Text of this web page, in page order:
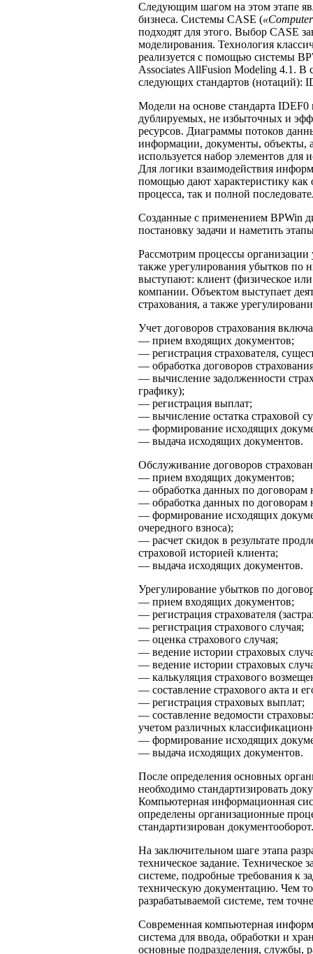
Следующим шагом на этом этапе
бизнеса. Системы CASE (
подходят для этого. Выбор CASE
моделирования. Технология
реализуется с помощью системы
Associates AllFusion Modeling 4.1. В
следующих стандартов (нотаций):
Модели на основе стандарта
дублируемых, не избыточных и
ресурсов. Диаграммы потоков
информации, документы, объекты,
используется набор элементов
Для логики взаимодействия
помощью дают характеристику как
процесса, так и полной
Созданные с применением BPWin
постановку задачи и наметить
Рассмотрим процессы организации
также урегулирования убытков по
выступают: клиент (физическое
компании. Объектом выступает
страхования, а также
Учет договоров страхования
— прием входящих документов;
— регистрация страхователя,
— обработка договоров
— вычисление задолженности
графику);
— регистрация выплат;
— вычисление остатка страховой
— формирование исходящих
— выдача исходящих документов.
Обслуживание договоров
— прием входящих документов;
— обработка данных по договорам
— обработка данных по договорам
— формирование исходящих
очередного взноса);
— расчет скидок в результате
страховой историей клиента;
— выдача исходящих документов.
Урегулирование убытков по
— прием входящих документов;
— регистрация страхователя
— регистрация страхового случая;
— оценка страхового случая;
— ведение истории страховых
— ведение истории страховых
— калькуляция страхового
— составление страхового акта и
— регистрация страховых выплат;
— составление ведомости
учетом различных
— формирование исходящих
— выдача исходящих документов.
После определения основных
необходимо стандартизировать
Компьютерная информационная
определены организационные
стандартизирован документооборот.
На заключительном шаге этапа
техническое задание. Техническое
системе, подробные требования к
техническую документацию. Чем
разрабатываемой системе, тем
Современная компьютерная
система для ввода, обработки и
основные подразделения, службы,